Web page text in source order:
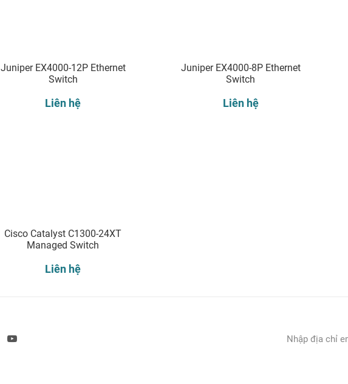
Juniper EX4000-12P Ethernet
Switch
Liên hệ
Juniper EX4000-8P Ethernet
Switch
Liên hệ
Cisco Catalyst C1300-24XT
Managed Switch
Liên hệ